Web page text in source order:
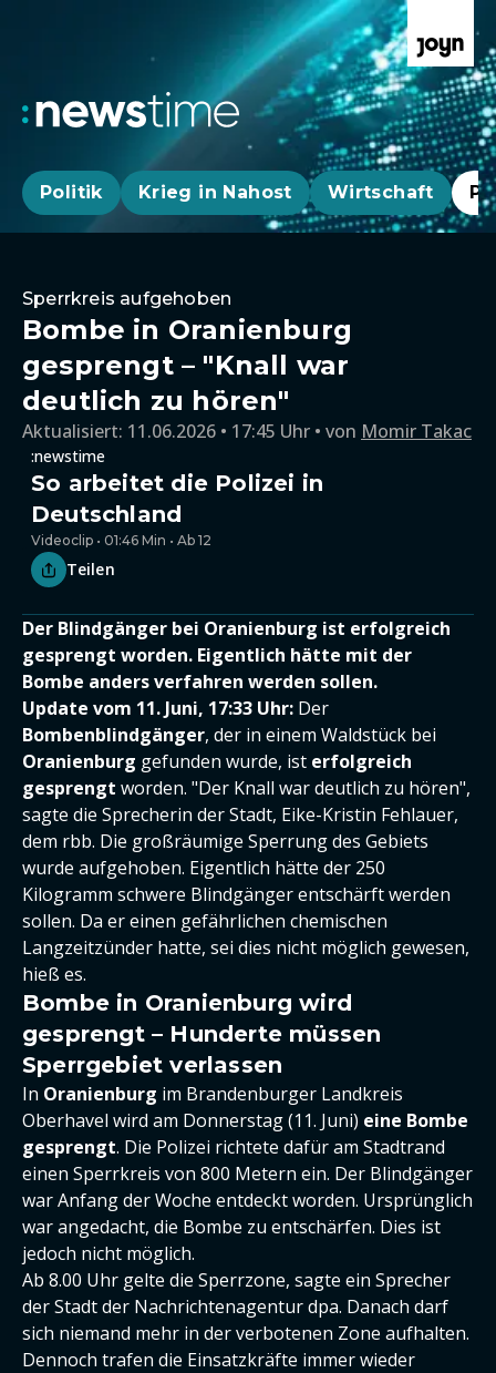
Politik Krieg in Nahost Wirtschaft
Sperrkreis aufgehoben
Bombe in Oranienburg
gesprengt – "Knall war
deutlich zu hören"
Aktualisiert: 11.06.2026 • 17:45 Uhr von Momir Takac
:newstime
So arbeitet die Polizei in
Deutschland
Videoclip • 01:46 Min • Ab 12
Teilen
Der Blindgänger bei Oranienburg ist erfolgreich
gesprengt worden. Eigentlich hätte mit der
Bombe anders verfahren werden sollen.
Update vom 11. Juni, 17:33 Uhr: Der
Bombenblindgänger, der in einem Waldstück bei
Oranienburg gefunden wurde, ist erfolgreich
gesprengt worden. "Der Knall war deutlich zu hören",
sagte die Sprecherin der Stadt, Eike-Kristin Fehlauer,
dem rbb. Die großräumige Sperrung des Gebiets
wurde aufgehoben. Eigentlich hätte der 250
Kilogramm schwere Blindgänger entschärft werden
sollen. Da er einen gefährlichen chemischen
Langzeitzünder hatte, sei dies nicht möglich gewesen,
hieß es.
Bombe in Oranienburg wird
gesprengt – Hunderte müssen
Sperrgebiet verlassen
In Oranienburg im Brandenburger Landkreis
Oberhavel wird am Donnerstag (11. Juni) eine Bombe
gesprengt. Die Polizei richtete dafür am Stadtrand
einen Sperrkreis von 800 Metern ein. Der Blindgänger
war Anfang der Woche entdeckt worden. Ursprünglich
war angedacht, die Bombe zu entschärfen. Dies ist
jedoch nicht möglich.
Ab 8.00 Uhr gelte die Sperrzone, sagte ein Sprecher
der Stadt der Nachrichtenagentur dpa. Danach darf
sich niemand mehr in der verbotenen Zone aufhalten.
Dennoch trafen die Einsatzkräfte immer wieder